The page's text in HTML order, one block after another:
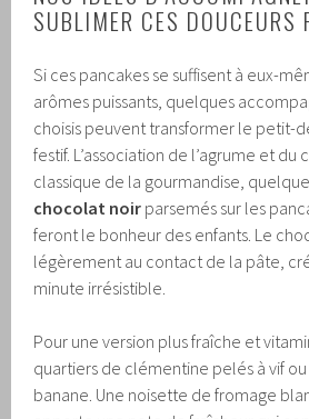
SUBLIMER CES DOUCEURS
Si ces pancakes se suffisent à eux-
arômes puissants, quelques
choisis peuvent transformer le petit-
festif. L’association de l’agrume et
classique de la gourmandise,
chocolat noir parsemés sur les
feront le bonheur des enfants. Le
légèrement au contact de la pâte,
minute irrésistible.
Pour une version plus fraîche et
quartiers de clémentine pelés à vif
banane. Une noisette de fromage